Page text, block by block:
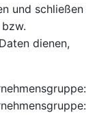
und schließen
dienen,